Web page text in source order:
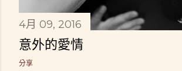
4月 09, 2016
意外的愛情
分享